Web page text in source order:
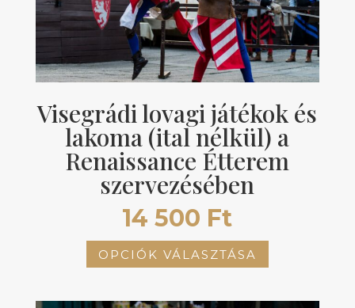
Visegrádi lovagi játékok és
lakoma (ital nélkül) a
Renaissance Étterem
szervezésében
14 500 Ft
OPCIÓK VÁLASZTÁSA
Ennek
több